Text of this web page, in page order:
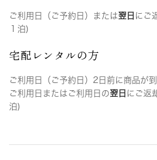
ご利用日（ご予約日）または翌日 にご
１泊)
宅配レンタルの方
ご利用日（ご予約日）2日前に商品が到
ご利用日またはご利用日の翌日 にご返
泊)